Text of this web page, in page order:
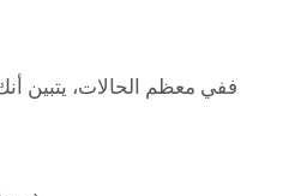
ففي معظم الحالات، يتبين